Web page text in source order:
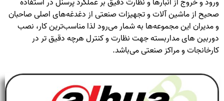
صحیح از ماشین آلات و تجهیزات صنعتی از دغدغه‌های اصلی صاحبان
و مدیران این مجموعه‌ها به شمار می‌رود لذا مناسب‌ترین کار، نصب
دوربین های مداربسته جهت نظارت و کنترل هرچه دقیق تر در
کارخانجات و مراکز صنعتی می‌باشد.